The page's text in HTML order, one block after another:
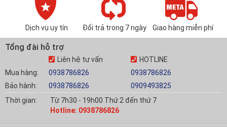
Dịch vụ uy tín Đổi trả trong 7 ngày Giao hàng miễn phí
Tổng đài hỗ trợ
Mua hàng:
Bảo hành:
Liên hệ tư vấn
0938786826
0938786826
HOTLINE
0938786826
0909493825
Thời gian:
Từ 7h30 - 19h00 Thứ 2 đến thứ 7
Hotline: 0938786826